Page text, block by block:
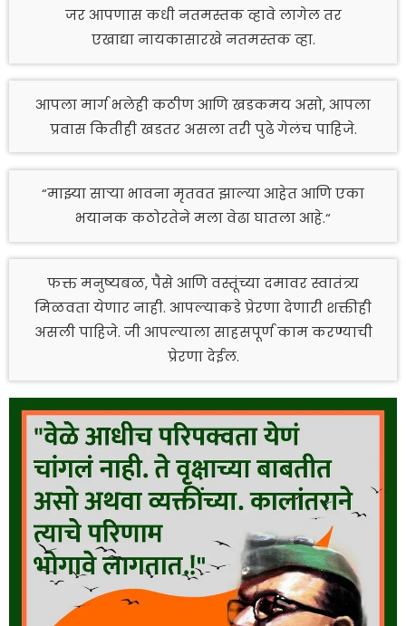
जर आपणास कधी नतमस्तक व्हावे लागेल तर
एखाद्या नायकासारखे नतमस्तक व्हा.
आपला मार्ग भलेही कठीण आणि खडकमय असो, आपला
प्रवास कितीही खडतर असला तरी पुढे गेलंच पाहिजे.
“माझ्या साऱ्या भावना मृतवत झाल्या आहेत आणि एका
भयानक कठोरतेने मला वेढा घातला आहे.“
फक्त मनुष्यबळ, पैसे आणि वस्तूंच्या दमावर स्वातंत्र्य
मिळवता येणार नाही. आपल्याकडे प्रेरणा देणारी शक्तीही
असली पाहिजे. जी आपल्याला साहसपूर्ण काम करण्याची
प्रेरणा देईल.